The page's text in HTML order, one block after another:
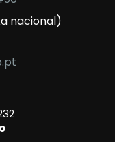
nacional)